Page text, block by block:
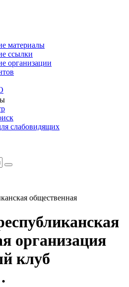
материалы
ссылки
организации
слабовидящих
общественная
организация
клуб